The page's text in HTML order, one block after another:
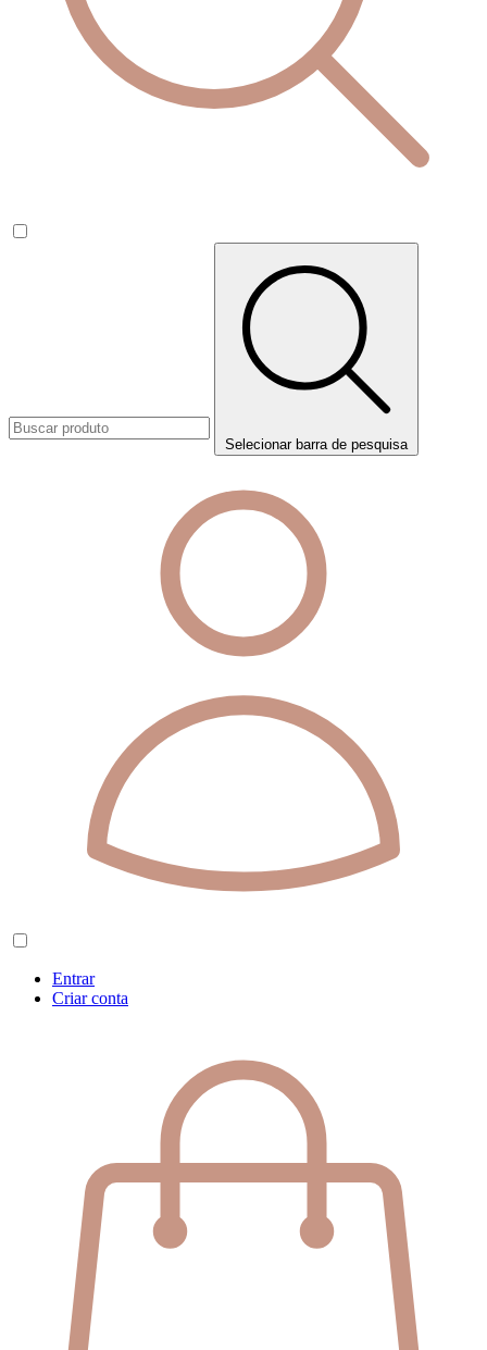
Selecionar barra de pesquisa
Entrar
Criar conta